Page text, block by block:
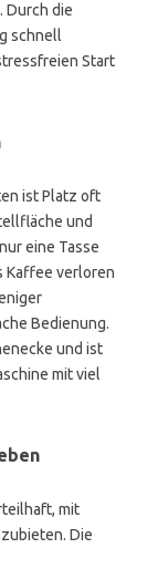
Durch die
schnell
Start
ist Platz oft
und
eine Tasse
Kaffee verloren
Bedienung.
und ist
mit viel
mit
Die